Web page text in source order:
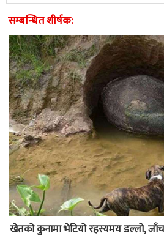
सम्बन्धित शीर्षक:
खेतको कुनामा भेटियो रहस्यमय डल्लो,